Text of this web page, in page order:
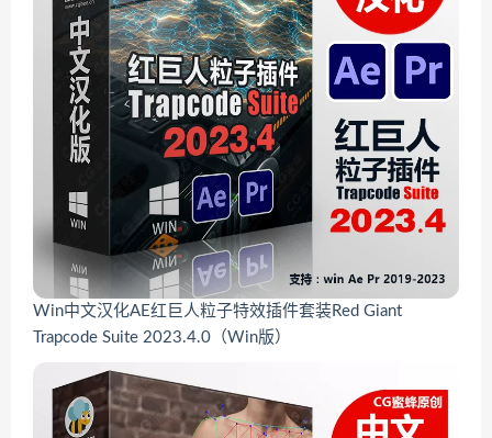
Win中文汉化AE红巨人粒子特效插件套装Red Giant
Trapcode Suite 2023.4.0（Win版）